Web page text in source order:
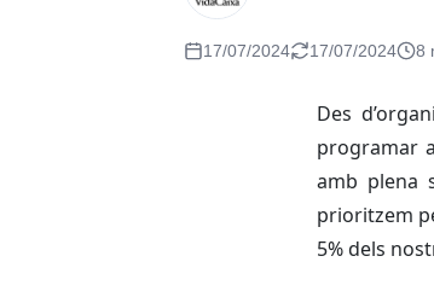
17/07/2024 17/07/2024 8
Des
programar
amb plena
prioritzem
5% dels